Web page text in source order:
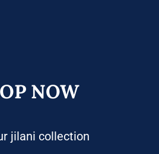
NOW
jilani collection